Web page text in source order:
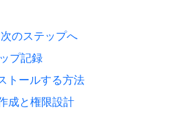
のステップへ
プ記録
トールする方法
成と権限設計